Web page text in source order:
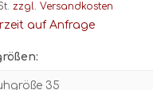
zzgl. Versandkosten
auf Anfrage